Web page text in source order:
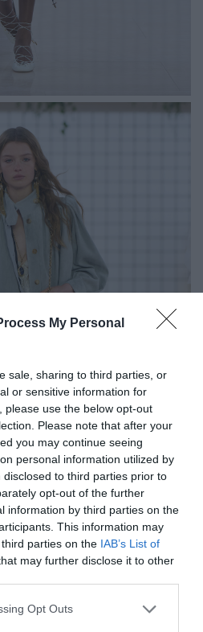
My Personal
sale, sharing to third parties, or
or sensitive information for
please use the below opt-out
Please note that after your
you may continue seeing
personal information utilized by
to third parties prior to
opt-out of the further
information by third parties on the
This information may
parties on the IAB’s List of
may further disclose it to other
Opt Outs